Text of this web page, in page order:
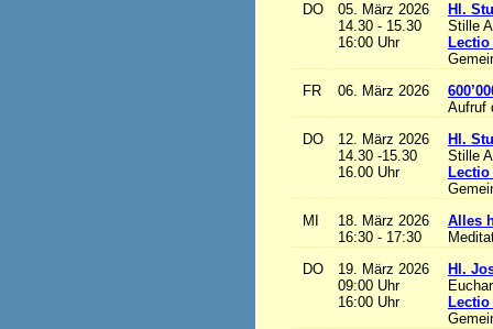
DO
05. März 2026
14.30 - 15.30
16:00 Uhr
Hl.
Stille
FR
06. März 2026
Aufruf
DO
12. März 2026
14.30 -15.30
16.00 Uhr
Hl.
Stille
MI
18. März 2026
16:30 - 17:30
Alles
DO
19. März 2026
09:00 Uhr
16:00 Uhr
Hl.